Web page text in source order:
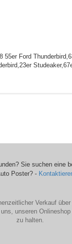
55er Ford
Sie suchen eine
Poster? -
Verkauf
unseren
zu halten.